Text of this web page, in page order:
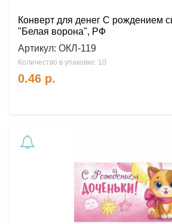
Конверт для денег С рождением
"Белая ворона", РФ
Артикул: ОКЛ-119
Количество в упаковке: 10
0.46 р.